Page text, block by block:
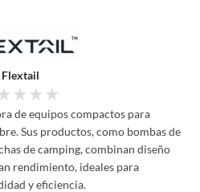
Flextail
★★★
de equipos compactos para
Sus productos, como bombas de
de camping, combinan diseño
rendimiento, ideales para
y eficiencia.